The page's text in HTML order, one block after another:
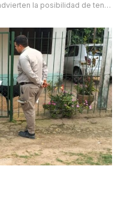
la posibilidad de tener un brote